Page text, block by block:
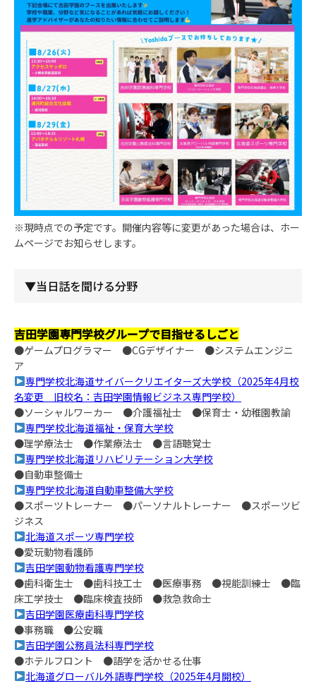
※現時点での予定です。開催内容等に変更があった場合は、ホー
ムページでお知らせします。
▼当日話を聞ける分野
吉田学園専門学校グループで目指せるしごと
●ゲームプログラマー ●CGデザイナー ●システムエンジニ
ア
専門学校北海道サイバークリエイターズ大学校（2025年4月校
名変更 旧校名：吉田学園情報ビジネス専門学校）
●ソーシャルワーカー ●介護福祉士 ●保育士・幼稚園教諭
専門学校北海道福祉・保育大学校
●理学療法士 ●作業療法士 ●言語聴覚士
専門学校北海道リハビリテーション大学校
●自動車整備士
専門学校北海道自動車整備大学校
●スポーツトレーナー ●パーソナルトレーナー ●スポーツビ
ジネス
北海道スポーツ専門学校
●愛玩動物看護師
吉田学園動物看護専門学校
●歯科衛生士 ●歯科技工士 ●医療事務 ●視能訓練士 ●臨
床工学技士 ●臨床検査技師 ●救急救命士
吉田学園医療歯科専門学校
●事務職 ●公安職
吉田学園公務員法科専門学校
●ホテルフロント ●語学を活かせる仕事
北海道グローバル外語専門学校（2025年4月開校）